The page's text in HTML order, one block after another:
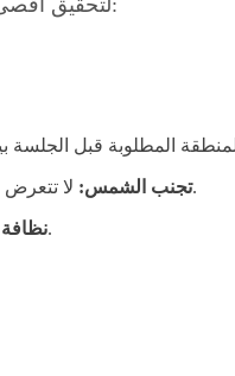
لتحقيق أقصى استفادة من جلسات الليزر، يجب على الرجل اتباع بعض الإرشادات:
تجنب الشمس:لا تتعرض للشمس المباشرة لفترات طويلة قبل الجلسة لضمان عدم حدوث تصبغات.
تأكد من أن البشرة خالية من أي كريمات، عطور، أو مزيلات عرق.